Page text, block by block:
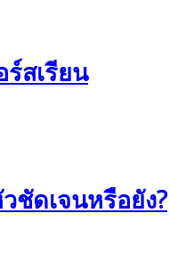
สเรียน
ชัดเจนหรือยัง?